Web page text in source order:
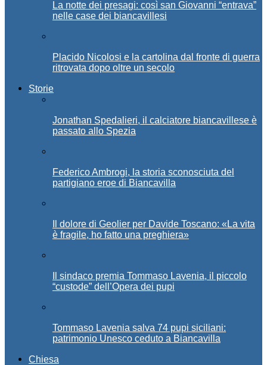
La notte dei presagi: così san Giovanni “entrava”
nelle case dei biancavillesi
Placido Nicolosi e la cartolina dal fronte di guerra
ritrovata dopo oltre un secolo
Storie
Jonathan Spedalieri, il calciatore biancavillese è
passato allo Spezia
Federico Ambrogi, la storia sconosciuta del
partigiano eroe di Biancavilla
Il dolore di Geolier per Davide Toscano: «La vita
è fragile, ho fatto una preghiera»
Il sindaco premia Tommaso Lavenia, il piccolo
“custode” dell’Opera dei pupi
Tommaso Lavenia salva 74 pupi siciliani:
patrimonio Unesco ceduto a Biancavilla
Chiesa